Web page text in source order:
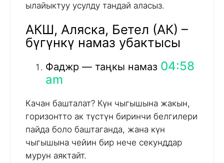
ылайыктуу усулду тандай аласыз.
АКШ, Аляска, Бетел (АК) –
бүгүнкү намаз убактысы
Фаджр — таңкы намаз 04:58
am
Качан башталат? Күн чыгышына жакын,
горизонтто ак түстүн биринчи белгилери
пайда боло баштаганда, жана күн
чыгышына чейин бир нече секунддар
мурун аяктайт.